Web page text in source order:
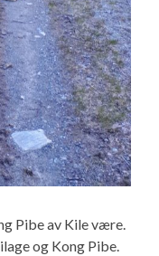
Pibe av Kile være.
og Kong Pibe.